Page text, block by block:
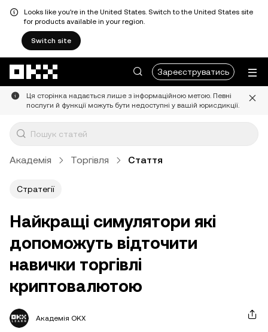
Looks like you're in the United States. Switch to the United States site
for products available in your region.
Switch site
Зареєструватись
Ця сторінка надається лише з інформаційною метою. Певні
послуги й функції можуть бути недоступні у вашій юрисдикції.
Академія Торгівля Стаття
Стратегії
Найкращі симулятори які
допоможуть відточити
навички торгівлі
криптовалютою
Академія OKX